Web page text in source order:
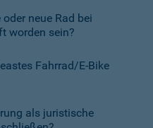
neue Rad bei
worden sein?
Fahrrad/E-Bike
als juristische